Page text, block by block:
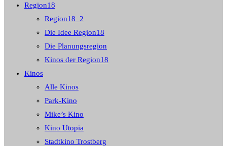
Region18
Region18_2
Die Idee Region18
Die Planungsregion
Kinos der Region18
Kinos
Alle Kinos
Park-Kino
Mike’s Kino
Kino Utopia
Stadtkino Trostberg